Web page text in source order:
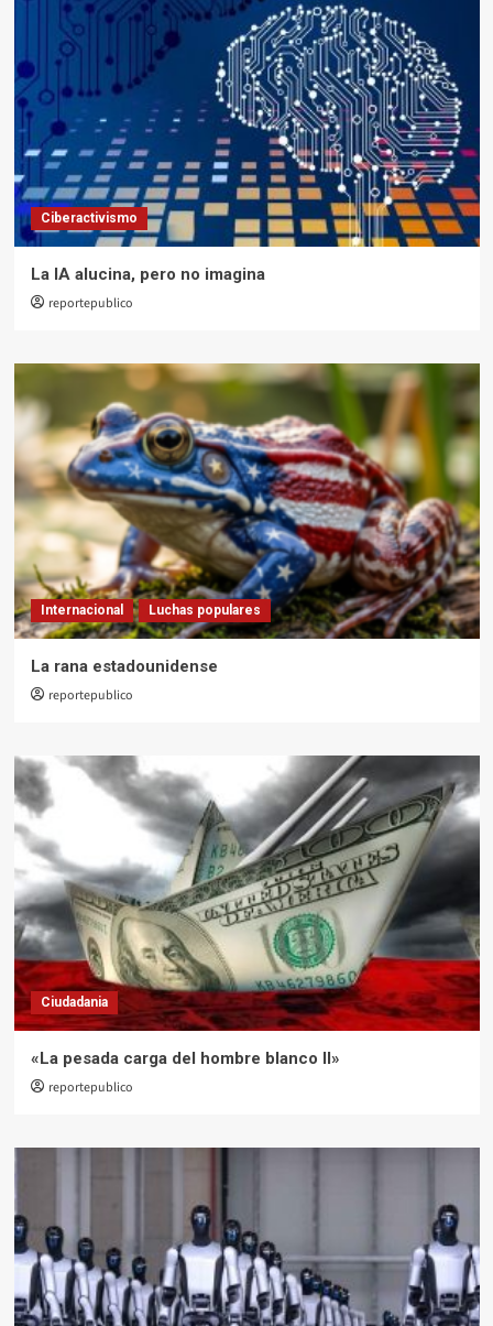
Ciberactivismo
La IA alucina, pero no imagina
reportepublico
Internacional Luchas populares
La rana estadounidense
reportepublico
Ciudadania
«La pesada carga del hombre blanco II»
reportepublico